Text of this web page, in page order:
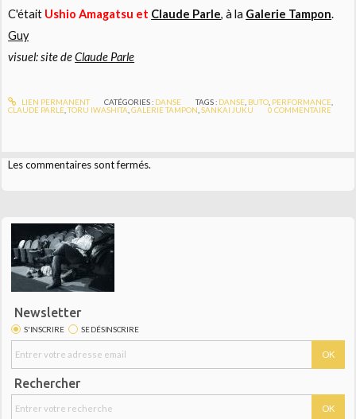
C'était Ushio Amagatsu et Claude Parle, à la Galerie Tampon.
Guy
visuel: site deClaude Parle
LIEN PERMANENT CATÉGORIES : DANSE TAGS : DANSE BUTO PERFORMANCE
CLAUDE PARLE ,TORU IWASHITA ,GALERIE TAMPON ,SANKAI JUKU 0 COMMENTAIRE
Les commentaires sont fermés.
Newsletter
S'INSCRIRE SE DÉSINSCRIRE
Rechercher